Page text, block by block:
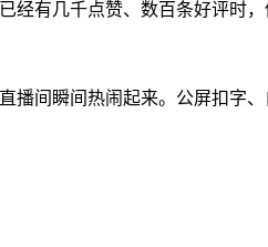
有几千点赞、数百条好评时
播间瞬间热闹起来。公屏扣字